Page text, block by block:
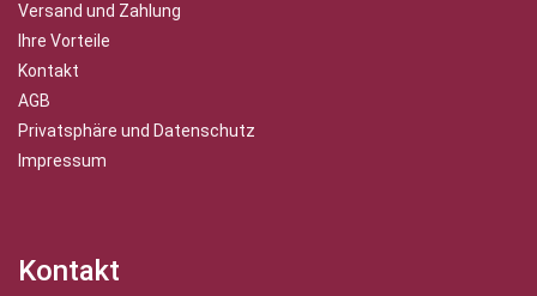
Versand und Zahlung
Ihre Vorteile
Kontakt
AGB
Privatsphäre und Datenschutz
Impressum
Kontakt